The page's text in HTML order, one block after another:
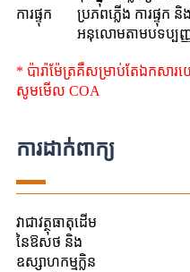
ការផ្ទុក
ប្រភពភ្លើង ការផ្ទុក
អនុលោមតាមបទប្បញ្
* ប៉ារ៉ាម៉ែត្រគឺសម្រាប់តែឯកសា
សូមមើល COA
ការដាក់ពាក្យ
វាជាវត្ថុធាតុដើម
នៃឱសថ និង
ឧស្សាហកម្មក្លិន